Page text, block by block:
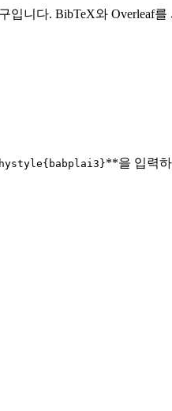
니다. BibTeX와 Overleaf
**을 입력하